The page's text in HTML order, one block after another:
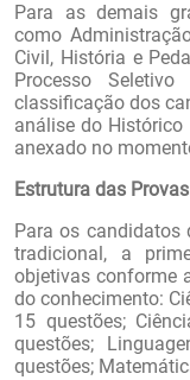
Para as demais
como
Civil, História e
Processo
classificação dos
análise do Histórico
anexado no
Estrutura das
Para os
tradicional, a
objetivas conforme
do conhecimento:
15 questões;
questões;
questões;